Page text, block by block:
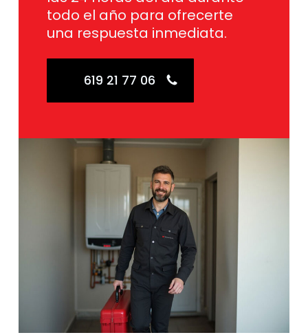
todo el año para ofrecerte
una respuesta inmediata.
619 21 77 06